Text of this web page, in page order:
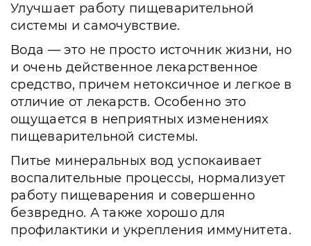
Улучшает работу пищеварительной
системы и самочувствие.
Вода — это не просто источник жизни, но
и очень действенное лекарственное
средство, причем нетоксичное и легкое в
отличие от лекарств. Особенно это
ощущается в неприятных изменениях
пищеварительной системы.
Питье минеральных вод успокаивает
воспалительные процессы, нормализует
работу пищеварения и совершенно
безвредно. А также хорошо для
профилактики и укрепления иммунитета.